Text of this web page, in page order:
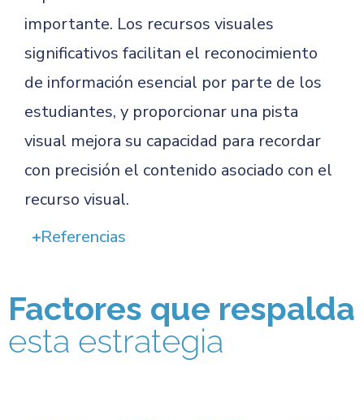
importante. Los recursos visuales
significativos facilitan el reconocimiento
de información esencial por parte de los
estudiantes, y proporcionar una pista
visual mejora su capacidad para recordar
con precisión el contenido asociado con el
recurso visual.
Referencias
Factores que respalda
esta estrategia